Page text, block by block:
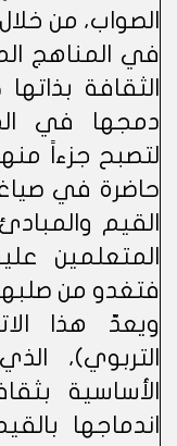
الصواب، من
في المناهج
الثقافة
دمجها في
لتصبح جزءاً
حاضرة في
القيم
المتعلمين
فتغدو من
ويعدّ هذا
التربوي)،
الأساسية
اندماجها